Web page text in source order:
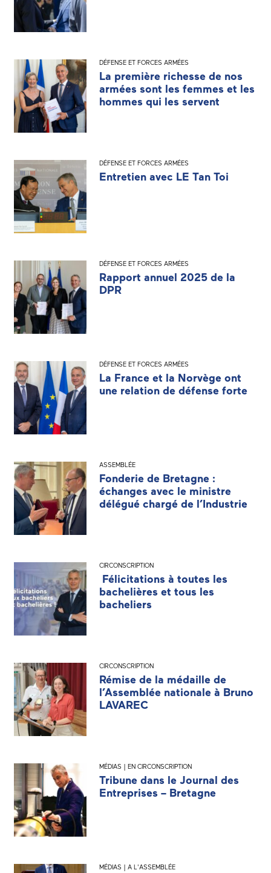
DÉFENSE ET FORCES ARMÉES
La première richesse de nos
armées sont les femmes et les
hommes qui les servent
DÉFENSE ET FORCES ARMÉES
Entretien avec LE Tan Toi
DÉFENSE ET FORCES ARMÉES
Rapport annuel 2025 de la
DPR
DÉFENSE ET FORCES ARMÉES
La France et la Norvège ont
une relation de défense forte
ASSEMBLÉE
Fonderie de Bretagne :
échanges avec le ministre
délégué chargé de l’Industrie
CIRCONSCRIPTION
Félicitations à toutes les
bachelières et tous les
bacheliers
CIRCONSCRIPTION
Rémise de la médaille de
l’Assemblée nationale à Bruno
LAVAREC
MÉDIAS | EN CIRCONSCRIPTION
Tribune dans le Journal des
Entreprises – Bretagne
MÉDIAS | A L'ASSEMBLÉE